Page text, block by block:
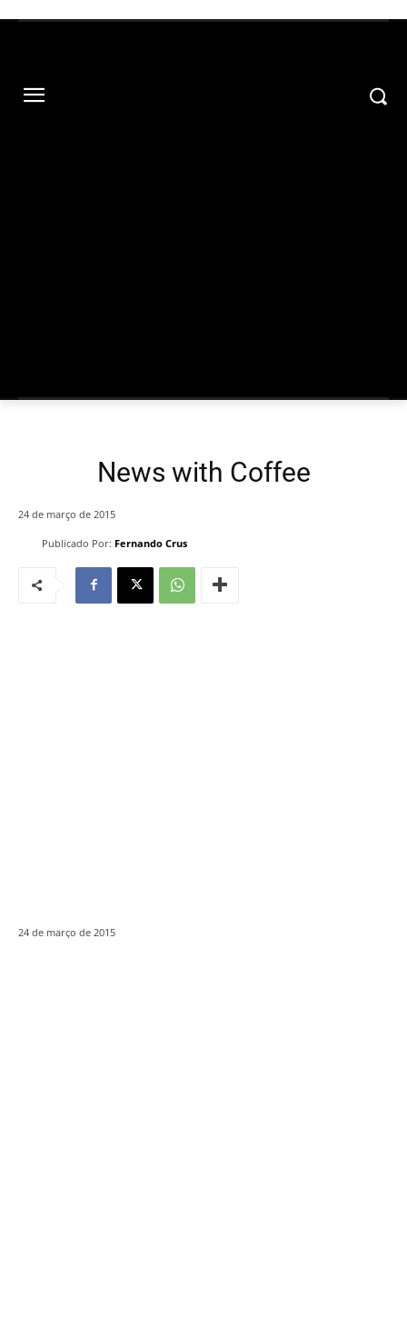
News with Coffee
Publicado Por: Fernando Crus
24 de março de 2015
24 de março de 2015